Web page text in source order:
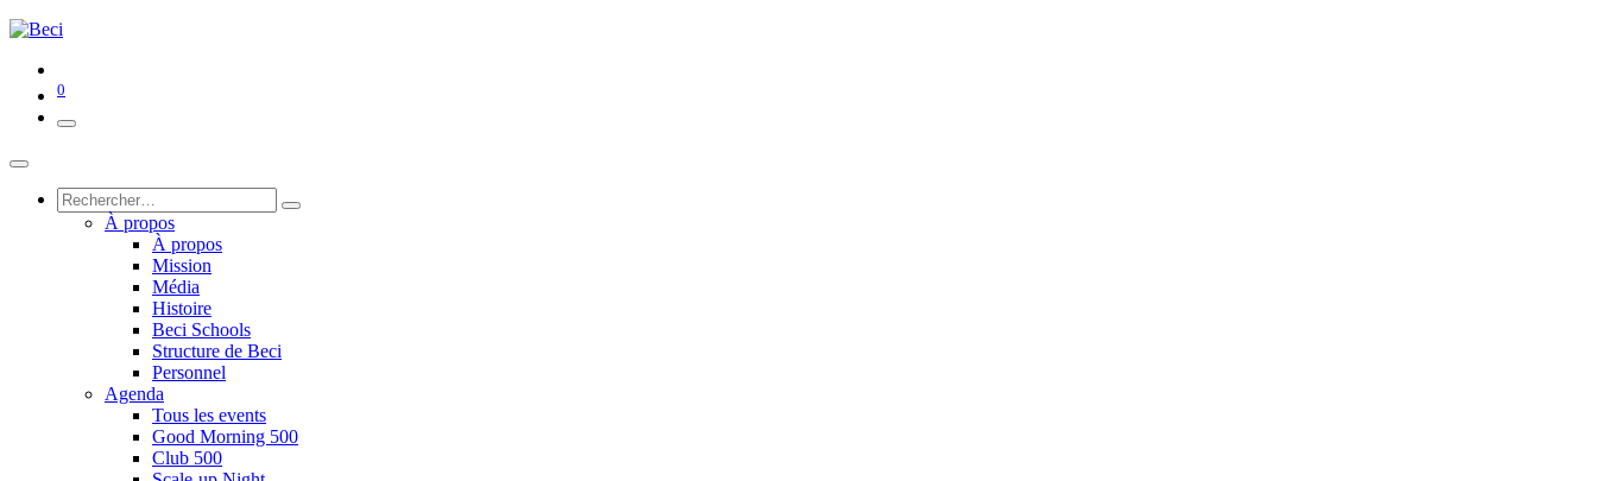
0
À propos
À propos
Mission
Média
Histoire
Beci Schools
Structure de Beci
Personnel
Agenda
Tous les events
Good Morning 500
Club 500